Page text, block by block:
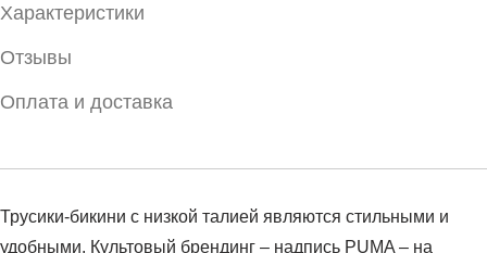
Характеристики
Отзывы
Оплата и доставка
Трусики-бикини с низкой талией являются стильными и
удобными. Культовый брендинг – надпись PUMA – на